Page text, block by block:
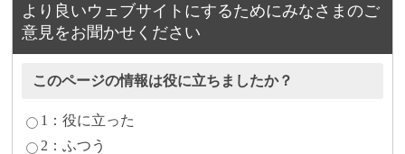
より良いウェブサイトにするためにみなさまのご
意見をお聞かせください
このページの情報は役に立ちましたか？
1：役に立った
2：ふつう